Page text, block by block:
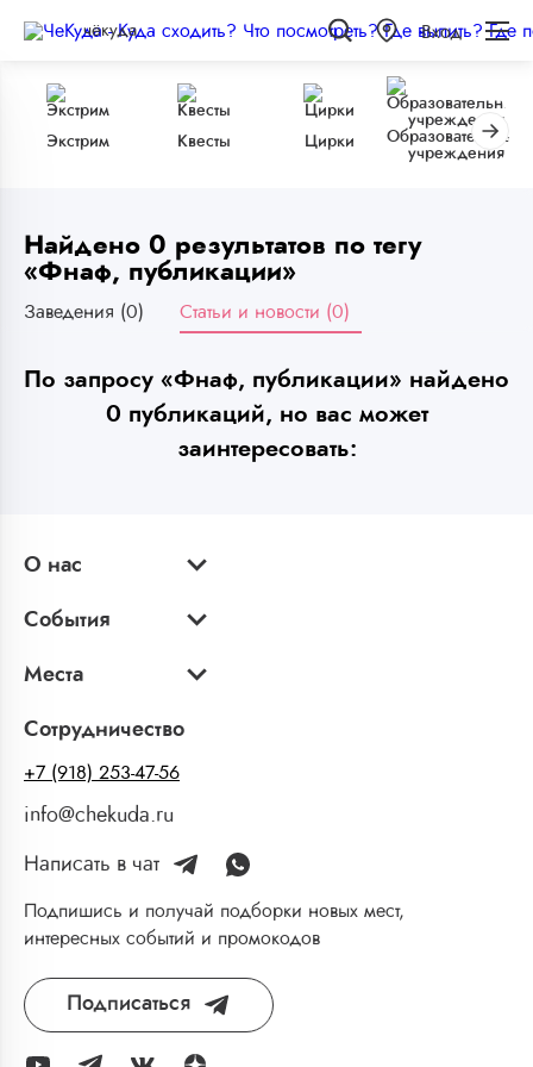
чёкуда Вход
Экстрим Квесты Цирки
Образовательные
учреждения
Найдено 0 результатов по тегу
«Фнаф, публикации»
Заведения (0) Статьи и новости (0)
По запросу «Фнаф, публикации» найдено
0 публикаций, но вас может
заинтересовать:
О нас
События
Места
Сотрудничество
+7 (918) 253-47-56
info@chekuda.ru
Написать в чат
Подпишись и получай подборки новых мест,
интересных событий и промокодов
Подписаться